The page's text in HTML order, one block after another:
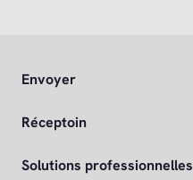
Envoyer
Réceptoin
Solutions professionnelles